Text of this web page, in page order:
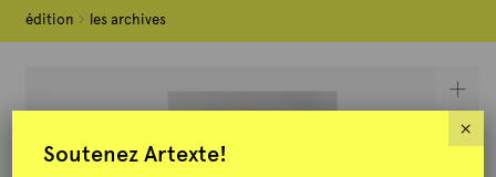
édition les archives
édition les archives
Soutenez Artexte!
×